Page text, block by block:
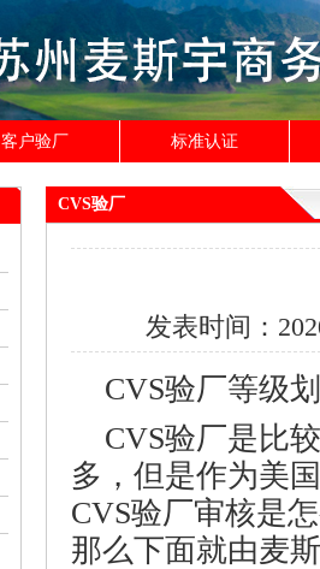
客户验厂 标准认证
CVS验厂
发表时间：
CVS验厂等级
CVS验厂是比
多，但是作为美
CVS验厂审核是
那么下面就由麦